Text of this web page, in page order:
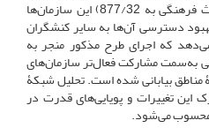
امید به 793/3) و مجاورت (میراث ‌فرهنگی به 877/32) این سازمان‌ها
دسترسی آن‌ها به سایر کنشگران
که اجرای طرح مذکور منجر به
به‌سمت مشارکت فعال‌تر سازمان‌های
بیابانی شده است. تحلیل شبکۀ
این تغییرات و پویایی‌های قدرت در
محسوب می‌شود.